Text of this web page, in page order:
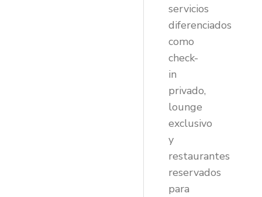
servicios
diferenciados
como
check-
in
privado,
lounge
exclusivo
y
restaurantes
reservados
para